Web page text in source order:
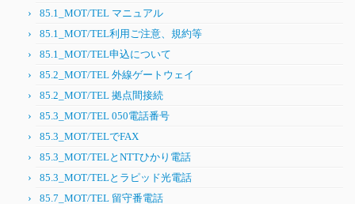
85.1_MOT/TEL マニュアル
85.1_MOT/TEL利用ご注意、規約等
85.1_MOT/TEL申込について
85.2_MOT/TEL 外線ゲートウェイ
85.2_MOT/TEL 拠点間接続
85.3_MOT/TEL 050電話番号
85.3_MOT/TELでFAX
85.3_MOT/TELとNTTひかり電話
85.3_MOT/TELとラピッド光電話
85.7_MOT/TEL 留守番電話